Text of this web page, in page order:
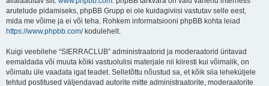
arutelude pidamiseks, phpBB Grupp ei ole kuidagiviisi vastutav selle eest,
mida me võime ja ei või teha. Rohkem informatsiooni phpBB kohta leiad
https://www.phpbb.com/kodulehelt.
Kuigi veebilehe “SIERRACLUB” administraatorid ja moderaatorid üritavad
eemaldada või muuta kõiki vastuolulisi materjale nii kiiresti kui võimalik, on
võimatu üle vaadata igat teadet. Selletõttu nõustud sa, et kõik siia leheküljele
tehtud postitused väljendavad autorite mitte administraatorite, moderaatorite